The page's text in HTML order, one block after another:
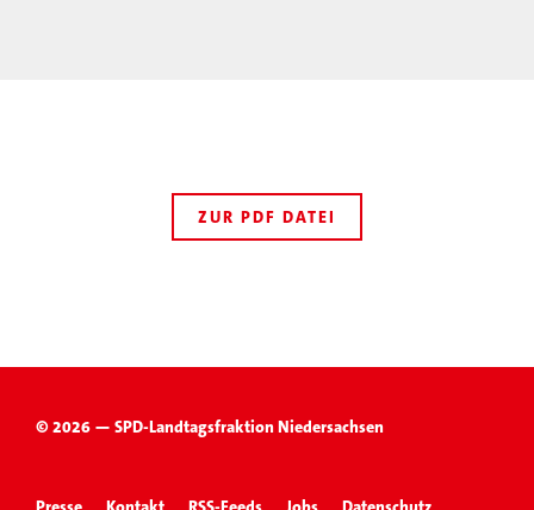
ZUR PDF DATEI
© 2026 — SPD-Landtagsfraktion Niedersachsen